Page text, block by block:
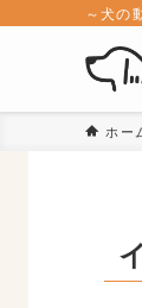
～犬の
ホー